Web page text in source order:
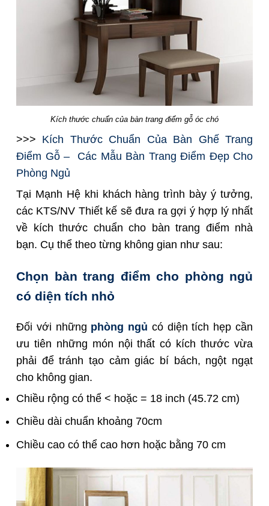
Kích thước chuẩn của bàn trang điểm gỗ óc chó
>>> Kích Thước Chuẩn Của Bàn Ghế Trang
Điểm Gỗ – Các Mẫu Bàn Trang Điểm Đẹp Cho
Phòng Ngủ
Tại Mạnh Hệ khi khách hàng trình bày ý tưởng,
các KTS/NV Thiết kế sẽ đưa ra gợi ý hợp lý nhất
về kích thước chuẩn cho bàn trang điểm nhà
bạn. Cụ thể theo từng không gian như sau:
Chọn bàn trang điểm cho phòng ngủ
có diện tích nhỏ
Đối với những phòng ngủ có diện tích hẹp cần
ưu tiên những món nội thất có kích thước vừa
phải để tránh tạo cảm giác bí bách, ngột ngạt
cho không gian.
Chiều rộng có thể < hoặc = 18 inch (45.72 cm)
Chiều dài chuẩn khoảng 70cm
Chiều cao có thể cao hơn hoặc bằng 70 cm